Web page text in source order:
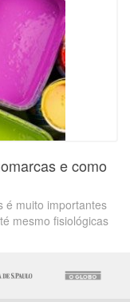
e como
é muito importantes
mesmo fisiológicas